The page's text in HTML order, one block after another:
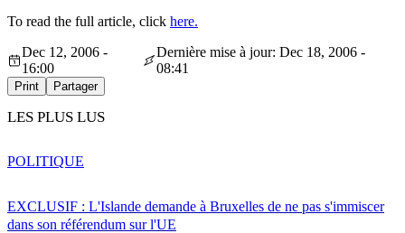
To read the full article, click here.
Dec 12, 2006 -
16:00
Dernière mise à jour: Dec 18, 2006 -
08:41
Print Partager
LES PLUS LUS
EXCLUSIF : L'Islande demande à Bruxelles de ne pas s'immiscer
dans son référendum sur l'UE
POLITIQUE